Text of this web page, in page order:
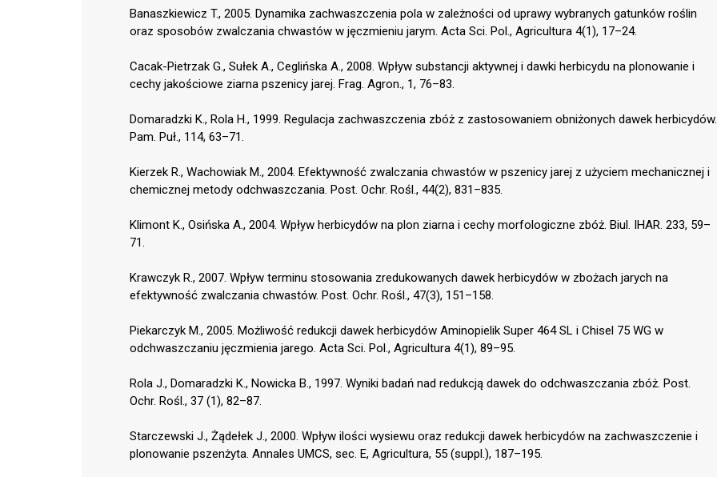
Banaszkiewicz T., 2005. Dynamika zachwaszczenia pola w zależności od uprawy wybranych gatunków roślin
oraz sposobów zwalczania chwastów w jęczmieniu jarym. Acta Sci. Pol., Agricultura 4(1), 17–24.
Cacak-Pietrzak G., Sułek A., Ceglińska A., 2008. Wpływ substancji aktywnej i dawki herbicydu na plonowanie i
cechy jakościowe ziarna pszenicy jarej. Frag. Agron., 1, 76–83.
Domaradzki K., Rola H., 1999. Regulacja zachwaszczenia zbóż z zastosowaniem obniżonych dawek herbicydów.
Pam. Puł., 114, 63–71.
Kierzek R., Wachowiak M., 2004. Efektywność zwalczania chwastów w pszenicy jarej z użyciem mechanicznej i
chemicznej metody odchwaszczania. Post. Ochr. Rośl., 44(2), 831–835.
Klimont K., Osińska A., 2004. Wpływ herbicydów na plon ziarna i cechy morfologiczne zbóż. Biul. IHAR. 233, 59–
71.
Krawczyk R., 2007. Wpływ terminu stosowania zredukowanych dawek herbicydów w zbożach jarych na
efektywność zwalczania chwastów. Post. Ochr. Rośl., 47(3), 151–158.
Piekarczyk M., 2005. Możliwość redukcji dawek herbicydów Aminopielik Super 464 SL i Chisel 75 WG w
odchwaszczaniu jęczmienia jarego. Acta Sci. Pol., Agricultura 4(1), 89–95.
Rola J., Domaradzki K., Nowicka B., 1997. Wyniki badań nad redukcją dawek do odchwaszczania zbóż. Post.
Ochr. Rośl., 37 (1), 82–87.
Starczewski J., Żądełek J., 2000. Wpływ ilości wysiewu oraz redukcji dawek herbicydów na zachwaszczenie i
plonowanie pszenżyta. Annales UMCS, sec. E, Agricultura, 55 (suppl.), 187–195.